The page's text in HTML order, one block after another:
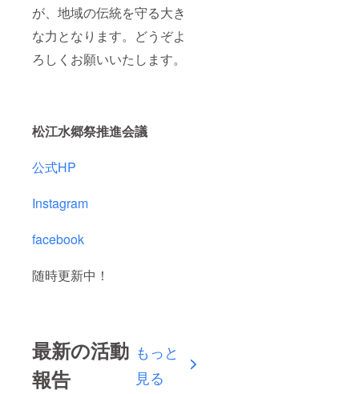
が、地域の伝統を守る大き
な力となります。どうぞよ
ろしくお願いいたします。
松江水郷祭推進会議
公式HP
Instagram
facebook
随時更新中！
最新の活動
報告
もっと
見る